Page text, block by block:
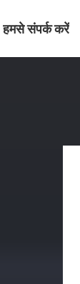
हमसे संपर्क करें